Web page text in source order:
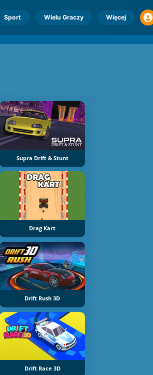
Sport Wielu Graczy Więcej
Supra Drift & Stunt
Drag Kart
Drift Rush 3D
Drift Race 3D